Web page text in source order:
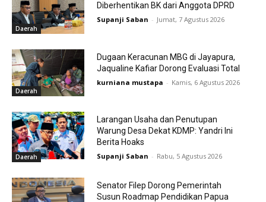
Daerah
Diberhentikan BK dari Anggota DPRD
Supanji Saban - Jumat, 7 Agustus 2026
Daerah
Dugaan Keracunan MBG di Jayapura,
Jaqualine Kafiar Dorong Evaluasi Total
kurniana mustapa - Kamis, 6 Agustus 2026
Daerah
Larangan Usaha dan Penutupan
Warung Desa Dekat KDMP: Yandri Ini
Berita Hoaks
Supanji Saban - Rabu, 5 Agustus 2026
Senator Filep Dorong Pemerintah
Susun Roadmap Pendidikan Papua